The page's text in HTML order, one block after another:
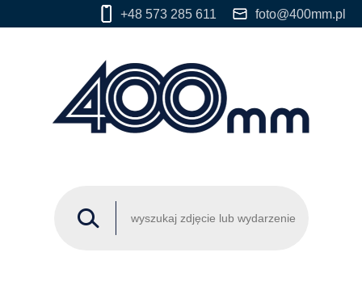
+48 573 285 611 foto@400mm.pl